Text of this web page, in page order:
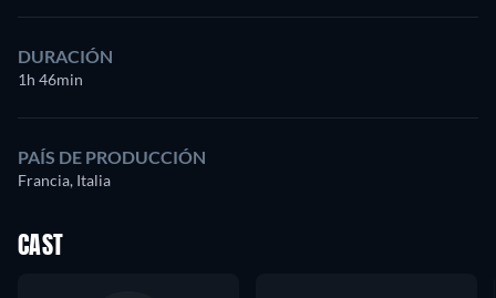
DURACIÓN
1h 46min
PAÍS DE PRODUCCIÓN
Francia, Italia
CAST